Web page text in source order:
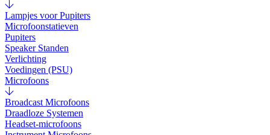
Lampjes voor Pupiters
Microfoonstatieven
Pupiters
Speaker Standen
Verlichting
Voedingen (PSU)
Microfoons
Broadcast Microfoons
Draadloze Systemen
Headset-microfoons